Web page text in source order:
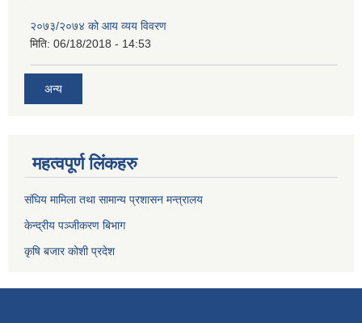
२०७३/२०७४ को आय व्यय विवरण
मिति: 06/18/2018 - 14:53
अन्य
महत्वपूर्ण लिंकहरु
संघिय मामिला तथा सामान्य प्रशासन मन्त्रालय
केन्द्रीय पञ्जीकरण बिभाग
कृषि बजार कोशी प्रदेश